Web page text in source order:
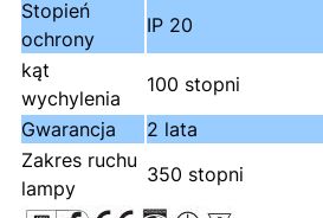
Stopień
ochrony
IP 20
kąt
wychylenia
100 stopni
Gwarancja
2 lata
Zakres ruchu
lampy
350 stopni